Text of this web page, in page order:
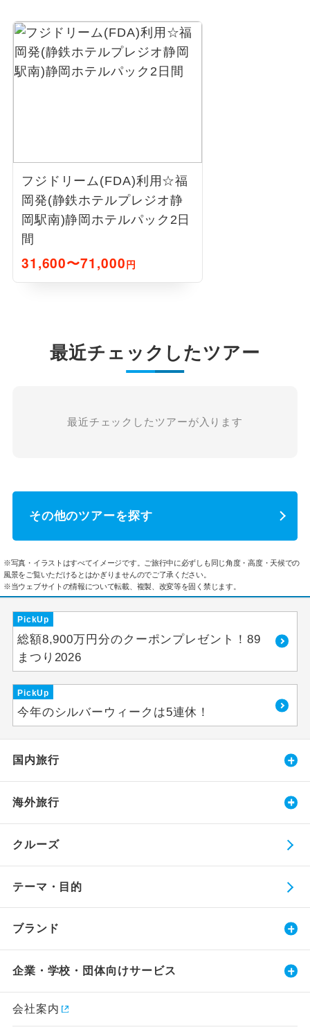
フジドリーム(FDA)利用☆福
岡発(静鉄ホテルプレジオ静
岡駅南)静岡ホテルパック2日
間
31,600〜71,000円
最近チェックしたツアー
最近チェックしたツアーが入ります
その他のツアーを探す
※写真・イラストはすべてイメージです。ご旅行中に必ずしも同じ角度・高度・天候での
風景をご覧いただけるとはかぎりませんのでご了承ください。
※当ウェブサイトの情報について転載、複製、改変等を固く禁じます。
PickUp
総額8,900万円分のクーポンプレゼント！89
まつり2026
PickUp
今年のシルバーウィークは5連休！
国内旅行
海外旅行
クルーズ
テーマ・目的
ブランド
企業・学校・団体向けサービス
会社案内